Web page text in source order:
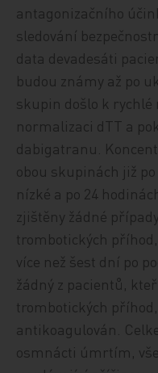
antagonizačního
sledování
data devadesáti
budou známy až po
skupin došlo k
normalizaci dTT a
dabigatranu.
obou skupinách již
nízké a po 24
zjištěny žádné
trombotických
více než šest dní po
žádný z pacientů,
trombotických
antikoagulován.
osmnácti úmrtím,